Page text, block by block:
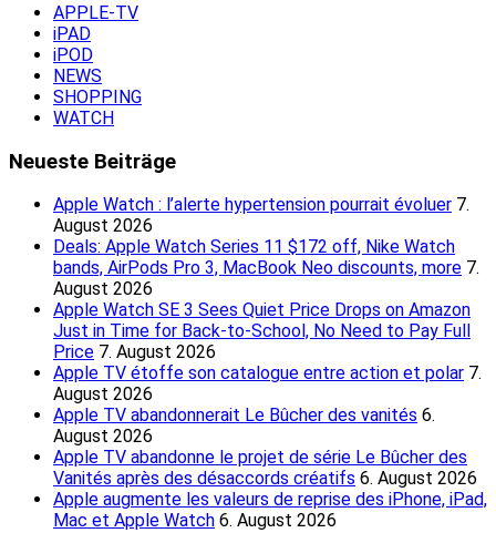
APPLE-TV
iPAD
iPOD
NEWS
SHOPPING
WATCH
Neueste Beiträge
Apple Watch : l’alerte hypertension pourrait évoluer 7.
August 2026
Deals: Apple Watch Series 11 $172 off, Nike Watch
bands, AirPods Pro 3, MacBook Neo discounts, more 7.
August 2026
Apple Watch SE 3 Sees Quiet Price Drops on Amazon
Just in Time for Back-to-School, No Need to Pay Full
Price 7. August 2026
Apple TV étoffe son catalogue entre action et polar 7.
August 2026
Apple TV abandonnerait Le Bûcher des vanités 6.
August 2026
Apple TV abandonne le projet de série Le Bûcher des
Vanités après des désaccords créatifs 6. August 2026
Apple augmente les valeurs de reprise des iPhone, iPad,
Mac et Apple Watch 6. August 2026